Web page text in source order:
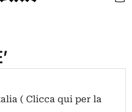
( Clicca qui per la